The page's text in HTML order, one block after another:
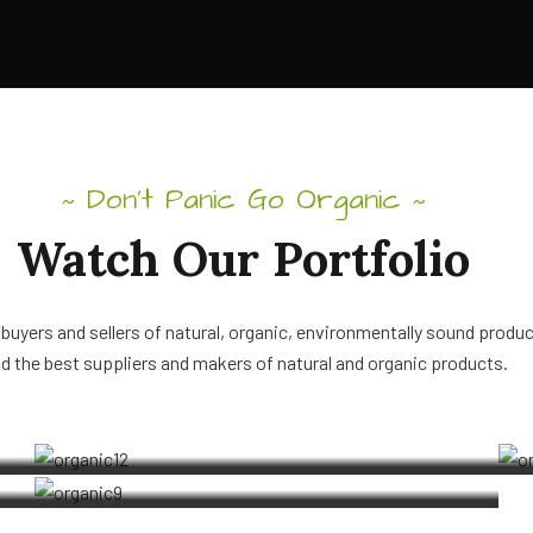
~ Don’t Panic Go Organic ~
Watch Our Portfolio
and sellers of natural, organic, environmentally sound
the best suppliers and makers of natural and organic products.
Organic Grape
Farming Fruits
Organic Fertilizers